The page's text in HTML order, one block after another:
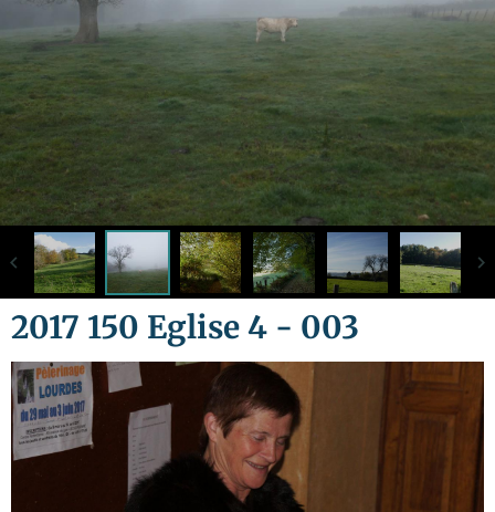
2017 150 Eglise 4 - 003